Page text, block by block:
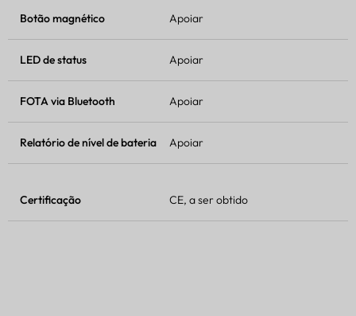
Botão magnético Apoiar
LED de status Apoiar
FOTAvia Bluetooth Apoiar
Relatório de nível de bateria Apoiar
Certificação CE, a ser obtido